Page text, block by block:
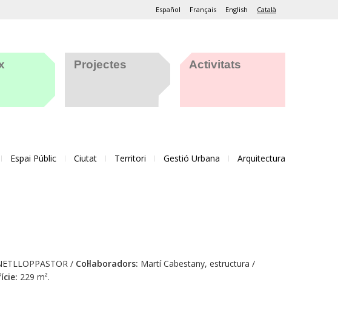
Català
English
Français
Español
Projectes Activitats
Espai Públic Ciutat Territori Gestió Urbana Arquitectura
/ Col·laboradors: Martí Cabestany, estructura /
229 m².